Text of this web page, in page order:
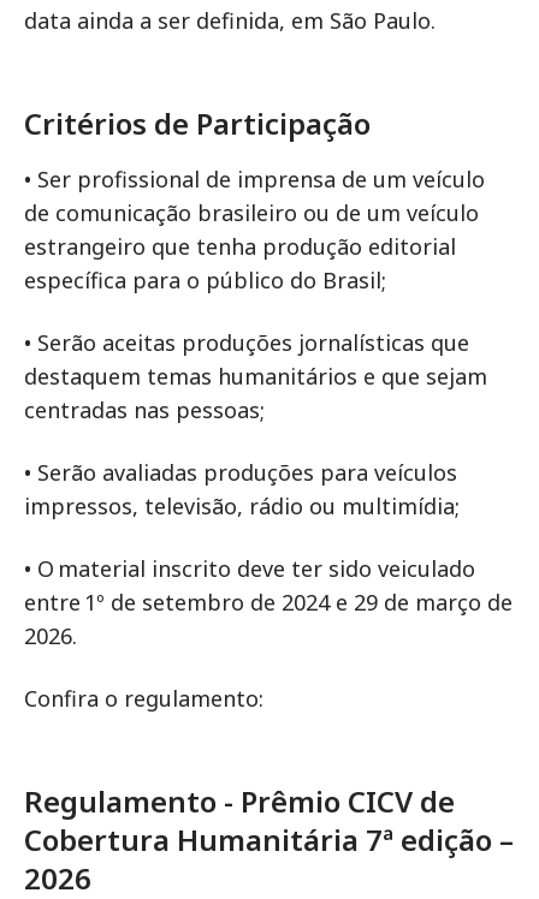
data ainda a ser definida, em São Paulo.
Critérios de Participação
• Ser profissional de imprensa de um veículo
de comunicação brasileiro ou de um veículo
estrangeiro que tenha produção editorial
específica para o público do Brasil;
• Serão aceitas produções jornalísticas que
destaquem temas humanitários e que sejam
centradas nas pessoas;
• Serão avaliadas produções para veículos
impressos, televisão, rádio ou multimídia;
• O material inscrito deve ter sido veiculado
entre 1º de setembro de 2024 e 29 de março de
2026.
Confira o regulamento:
Regulamento - Prêmio CICV de
Cobertura Humanitária 7ª edição –
2026